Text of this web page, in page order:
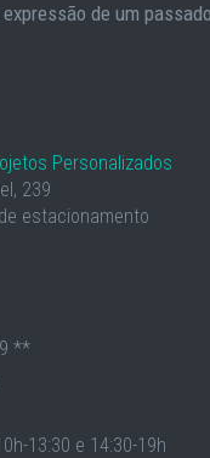
expressão de um
Personalizados
239
estacionamento
**
13:30 e 14:30-19h